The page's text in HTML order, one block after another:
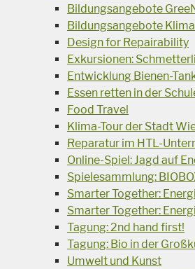
Bildungsangebote
Bildungsangebote
Design for Repairability
Exkursionen:
Entwicklung Bienen-
Essen retten in der
Food Travel
Klima-Tour der Stadt
Reparatur im HTL-
Online-Spiel: Jagd auf
Spielesammlung:
Smarter Together:
Smarter Together:
Tagung: 2nd hand first!
Tagung: Bio in der
Umwelt und Kunst